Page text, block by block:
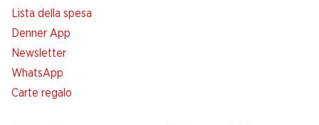
Lista della spesa
Denner App
Newsletter
WhatsApp
Carte regalo